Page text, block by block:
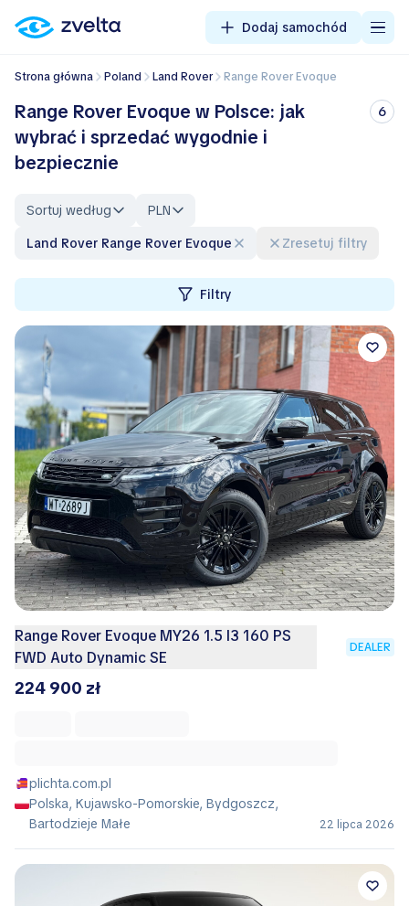
Dodaj samochód
Strona główna Poland Land Rover Range Rover Evoque
Range Rover Evoque w Polsce: jak
wybrać i sprzedać wygodnie i
bezpiecznie
6
Sortuj według
PLN
Land Rover Range Rover Evoque
Zresetuj filtry
Filtry
Range Rover Evoque MY26 1.5 I3 160 PS
FWD Auto Dynamic SE
DEALER
224 900 zł
plichta.com.pl
Polska, Kujawsko-Pomorskie, Bydgoszcz,
Bartodzieje Małe
22 lipca 2026